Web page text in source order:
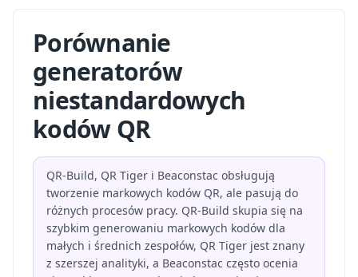
Porównanie
generatorów
niestandardowych
kodów QR
QR-Build, QR Tiger i Beaconstac obsługują
tworzenie markowych kodów QR, ale pasują do
różnych procesów pracy. QR-Build skupia się na
szybkim generowaniu markowych kodów dla
małych i średnich zespołów, QR Tiger jest znany
z szerszej analityki, a Beaconstac często ocenia